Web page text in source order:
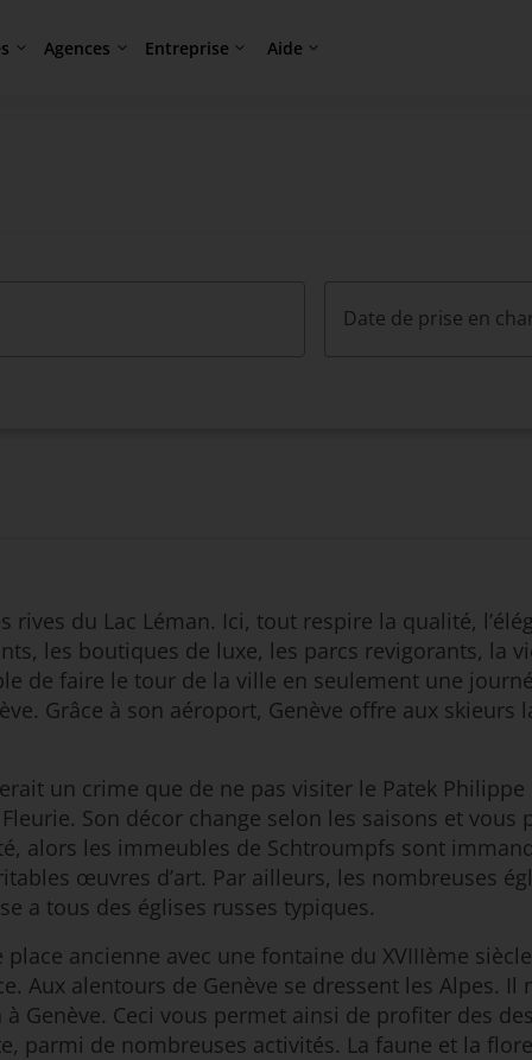
Agences Entreprise Aide
du Lac Léman. Ici, tout respire la qualité,
les boutiques de luxe, les parcs revigorants, la
de faire le tour de la ville en seulement une
Grâce à son aéroport, Genève offre aux
un crime que de ne pas visiter le Patek
Son décor change selon les saisons et
alors les immeubles de Schtroumpfs sont
œuvres d’art. Par ailleurs, les nombreuses
a tous des églises russes typiques.
ancienne avec une fontaine du XVIIIème
Aux alentours de Genève se dressent les Alpes.
Genève. Ceci vous permet ainsi de profiter des
parmi de nombreuses activités. La faune et la